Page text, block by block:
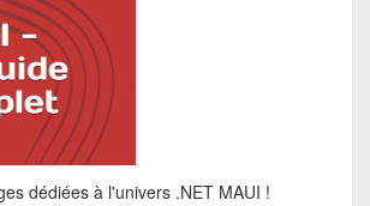
dédiées à l'univers .NET MAUI !